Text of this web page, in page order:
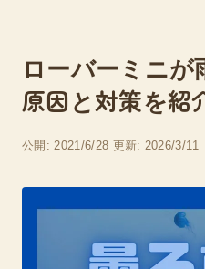
ローバーミニが
原因と対策を紹
公開: 2021/6/28 更新: 2026/3/11